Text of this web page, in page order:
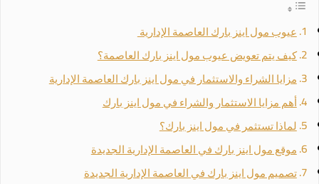
عيوب مول اينز بارك العاصمة الإدارية
كيف يتم تعويض عيوب مول اينز بارك العاصمة؟
مزايا الشراء والاستثمار في مول اينز بارك العاصمة الإدارية
أهم مزايا الاستثمار والشراء في مول اينز بارك
لماذا تستثمر في مول اينز بارك؟
موقع مول اينز بارك في العاصمة الإدارية الجديدة
تصميم مول اينز بارك في العاصمة الإدارية الجديدة